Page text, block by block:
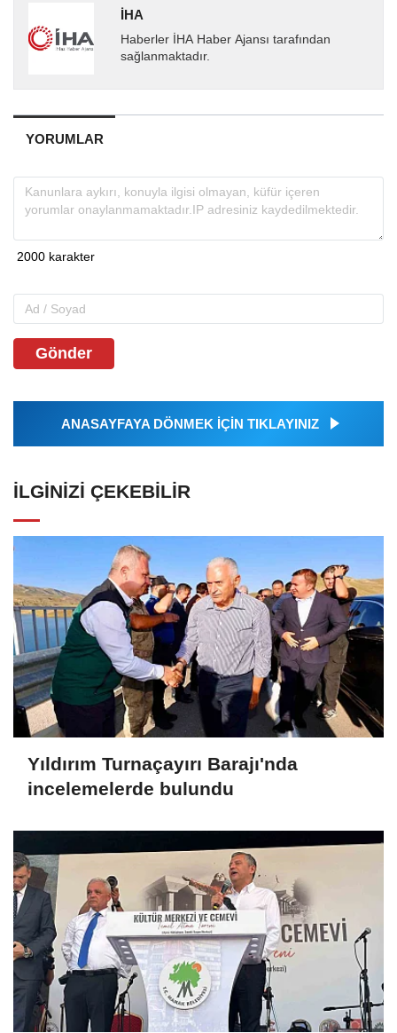
İHA
Haberler İHA Haber Ajansı tarafından
sağlanmaktadır.
YORUMLAR
Gönder
ANASAYFAYA DÖNMEK İÇİN TIKLAYINIZ
İLGINIZI ÇEKEBILIR
Yıldırım Turnaçayırı Barajı'nda
incelemelerde bulundu